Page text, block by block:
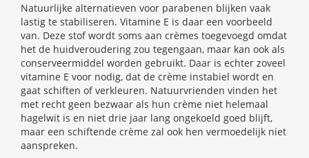
Natuurlijke alternatieven voor parabenen blijken vaak
lastig te stabiliseren. Vitamine E is daar een voorbeeld
van. Deze stof wordt soms aan crèmes toegevoegd omdat
het de huidveroudering zou tegengaan, maar kan ook als
conserveermiddel worden gebruikt. Daar is echter zoveel
vitamine E voor nodig, dat de crème instabiel wordt en
gaat schiften of verkleuren. Natuurvrienden vinden het
met recht geen bezwaar als hun crème niet helemaal
hagelwit is en niet drie jaar lang ongekoeld goed blijft,
maar een schiftende crème zal ook hen vermoedelijk niet
aanspreken.